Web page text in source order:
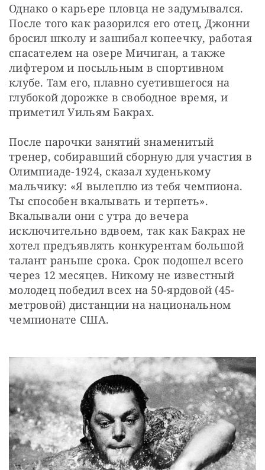
Однако о карьере пловца не задумывался.
После того как разорился его отец, Джонни
бросил школу и зашибал копеечку, работая
спасателем на озере Мичиган, а также
лифтером и посыльным в спортивном
клубе. Там его, плавно суетившегося на
глубокой дорожке в свободное время, и
приметил Уильям Бакрах.
После парочки занятий знаменитый
тренер, собиравший сборную для участия в
Олимпиаде-1924, сказал худенькому
мальчику: «Я вылеплю из тебя чемпиона.
Ты способен вкалывать и терпеть».
Вкалывали они с утра до вечера
исключительно вдвоем, так как Бакрах не
хотел предъявлять конкурентам большой
талант раньше срока. Срок подошел всего
через 12 месяцев. Никому не известный
молодец победил всех на 50-ярдовой (45-
метровой) дистанции на национальном
чемпионате США.